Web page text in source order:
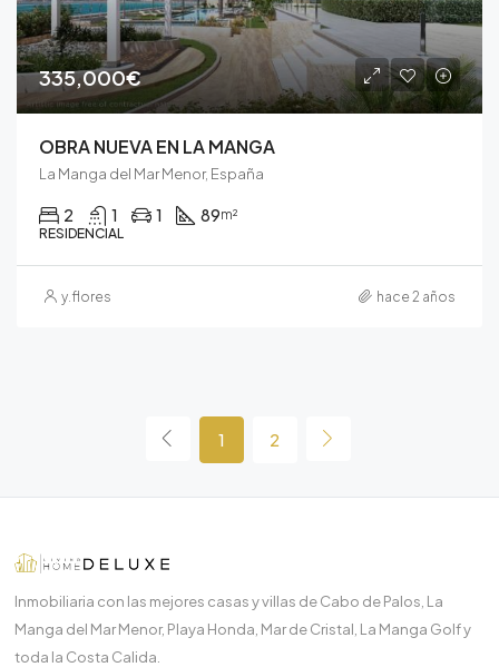
335,000€
OBRA NUEVA EN LA MANGA
La Manga del Mar Menor, España
2 1 1 89m²
RESIDENCIAL
y.flores hace 2 años
1 2
Inmobiliaria con las mejores casas y villas de Cabo de Palos, La
Manga del Mar Menor, Playa Honda, Mar de Cristal, La Manga Golf y
toda la Costa Calida.